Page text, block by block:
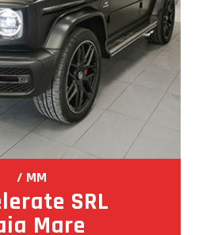
MM
SRL
Mare